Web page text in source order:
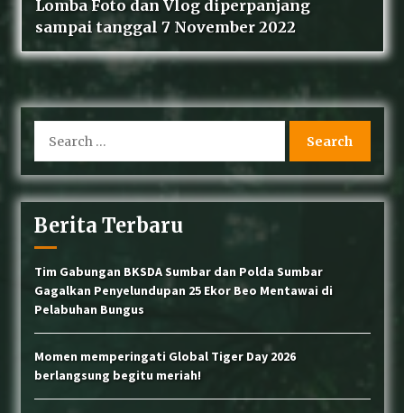
Lomba Foto dan Vlog diperpanjang
sampai tanggal 7 November 2022
for:
Berita Terbaru
Tim Gabungan BKSDA Sumbar dan Polda Sumbar
Gagalkan Penyelundupan 25 Ekor Beo Mentawai di
Pelabuhan Bungus
Momen memperingati Global Tiger Day 2026
berlangsung begitu meriah!